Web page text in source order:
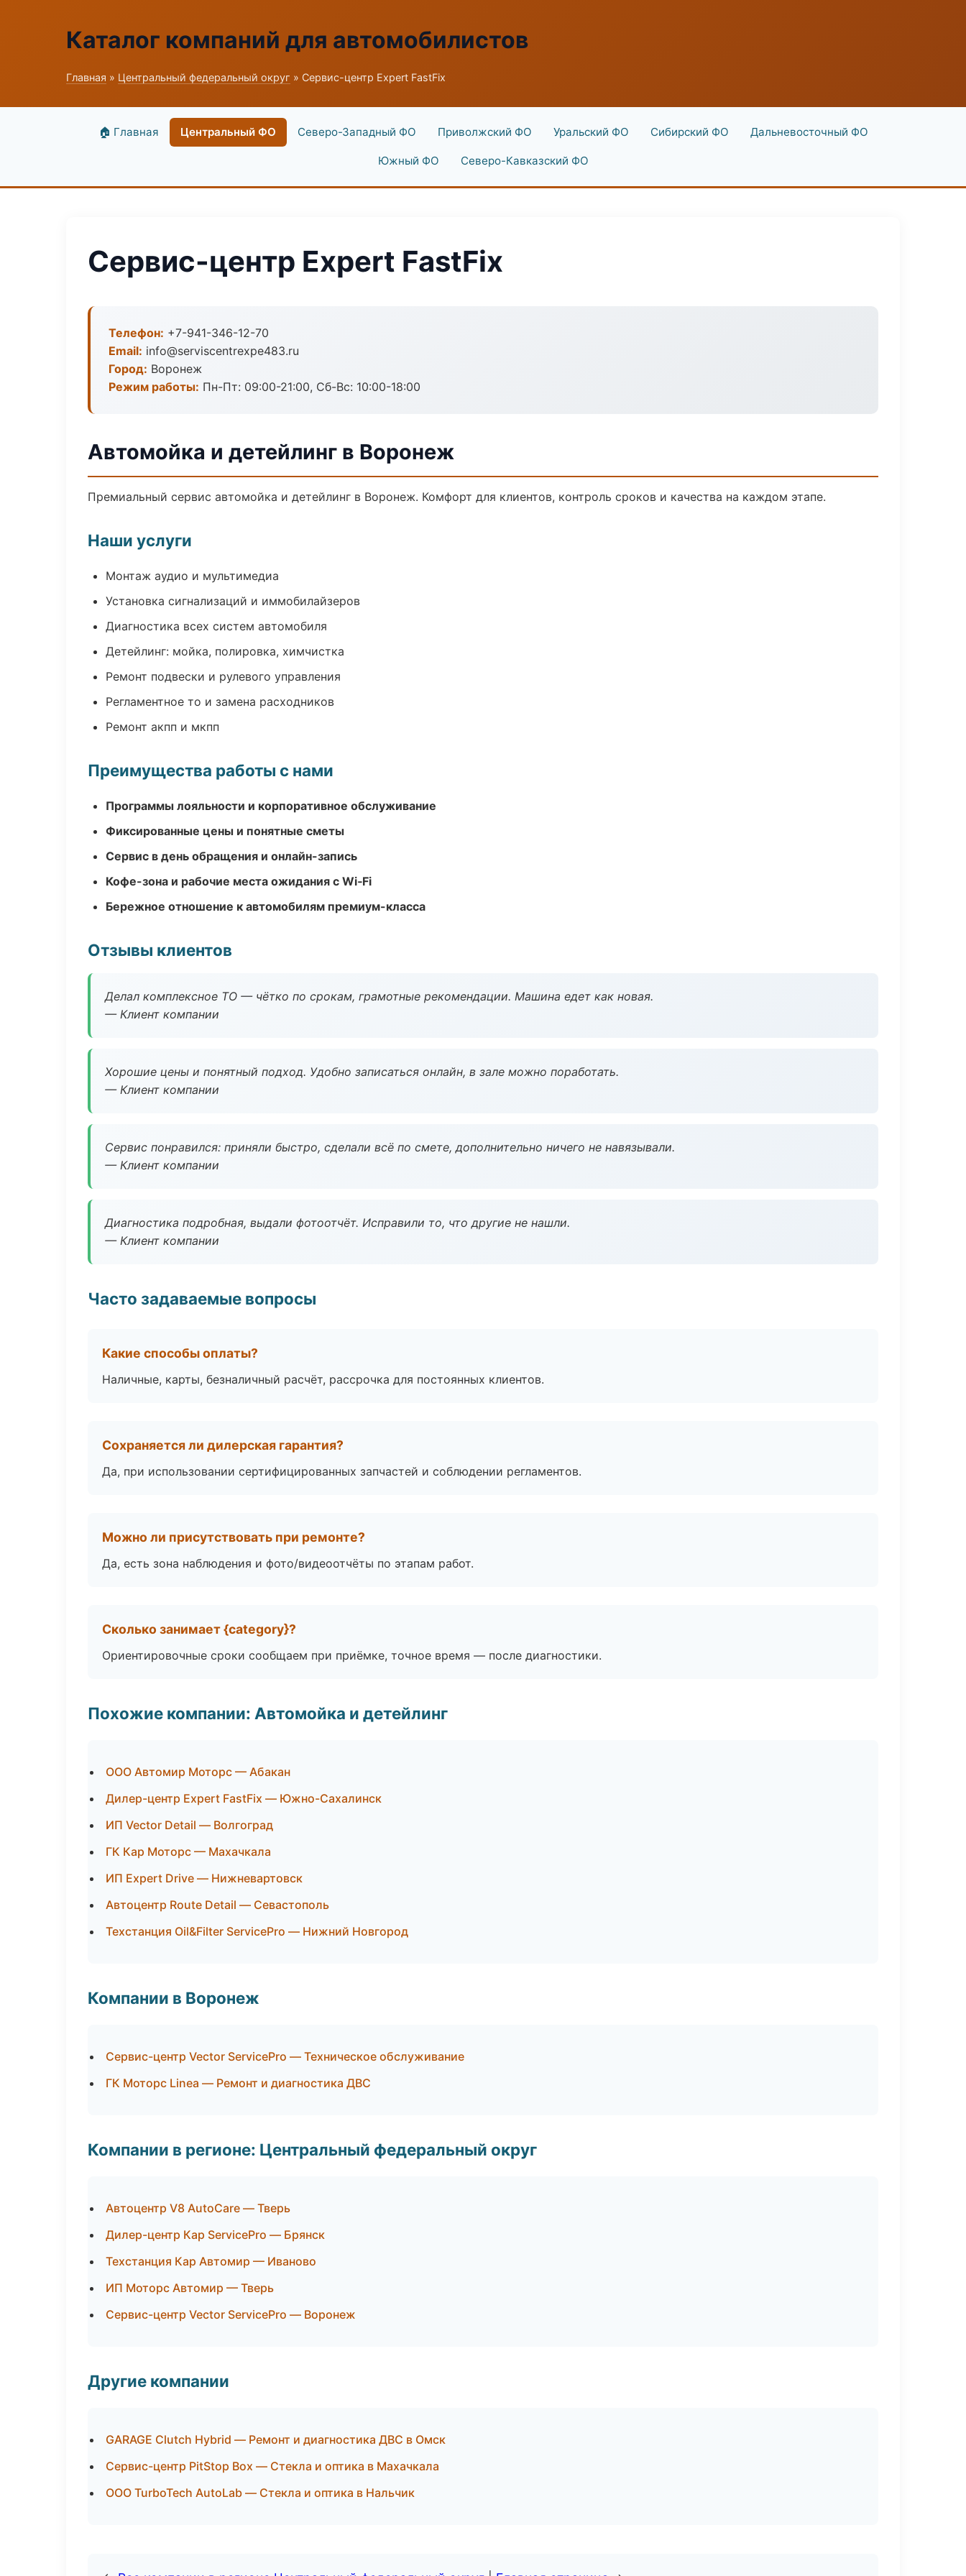
Каталог компаний для автомобилистов
Главная » Центральный федеральный округ » Сервис-центр Expert FastFix
🏠 Главная Центральный ФО Северо-Западный ФО Приволжский ФО Уральский ФО Сибирский ФО Дальневосточный ФО
Южный ФО Северо-Кавказский ФО
Сервис-центр Expert FastFix
Телефон: +7-941-346-12-70
Email: info@serviscentrexpe483.ru
Город: Воронеж
Режим работы: Пн-Пт: 09:00-21:00, Сб-Вс: 10:00-18:00
Автомойка и детейлинг в Воронеж
Премиальный сервис автомойка и детейлинг в Воронеж. Комфорт для клиентов, контроль сроков и качества на каждом этапе.
Наши услуги
Монтаж аудио и мультимедиа
Установка сигнализаций и иммобилайзеров
Диагностика всех систем автомобиля
Детейлинг: мойка, полировка, химчистка
Ремонт подвески и рулевого управления
Регламентное то и замена расходников
Ремонт акпп и мкпп
Преимущества работы с нами
Программы лояльности и корпоративное обслуживание
Фиксированные цены и понятные сметы
Сервис в день обращения и онлайн-запись
Кофе-зона и рабочие места ожидания с Wi‑Fi
Бережное отношение к автомобилям премиум-класса
Отзывы клиентов
Делал комплексное ТО — чётко по срокам, грамотные рекомендации. Машина едет как новая.
— Клиент компании
Хорошие цены и понятный подход. Удобно записаться онлайн, в зале можно поработать.
— Клиент компании
Сервис понравился: приняли быстро, сделали всё по смете, дополнительно ничего не навязывали.
— Клиент компании
Диагностика подробная, выдали фотоотчёт. Исправили то, что другие не нашли.
— Клиент компании
Часто задаваемые вопросы
Какие способы оплаты?
Наличные, карты, безналичный расчёт, рассрочка для постоянных клиентов.
Сохраняется ли дилерская гарантия?
Да, при использовании сертифицированных запчастей и соблюдении регламентов.
Можно ли присутствовать при ремонте?
Да, есть зона наблюдения и фото/видеоотчёты по этапам работ.
Сколько занимает {category}?
Ориентировочные сроки сообщаем при приёмке, точное время — после диагностики.
Похожие компании: Автомойка и детейлинг
ООО Автомир Моторс — Абакан
Дилер-центр Expert FastFix — Южно-Сахалинск
ИП Vector Detail — Волгоград
ГК Кар Моторс — Махачкала
ИП Expert Drive — Нижневартовск
Автоцентр Route Detail — Севастополь
Техстанция Oil&Filter ServicePro — Нижний Новгород
Компании в Воронеж
Сервис-центр Vector ServicePro — Техническое обслуживание
ГК Моторс Linea — Ремонт и диагностика ДВС
Компании в регионе: Центральный федеральный округ
Автоцентр V8 AutoCare — Тверь
Дилер-центр Кар ServicePro — Брянск
Техстанция Кар Автомир — Иваново
ИП Моторс Автомир — Тверь
Сервис-центр Vector ServicePro — Воронеж
Другие компании
GARAGE Clutch Hybrid — Ремонт и диагностика ДВС в Омск
Сервис-центр PitStop Box — Стекла и оптика в Махачкала
ООО TurboTech AutoLab — Стекла и оптика в Нальчик